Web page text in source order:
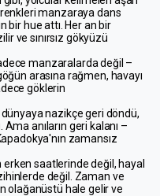
manzaraya dans
bir hue attı. Her an bir
ve sınırsız gökyüzü
manzaralarda değil –
arasına rağmen, havayı
göklerin
nazikçe geri döndü,
anıların geri kalanı –
zamansız
saatlerinde değil, hayal
değil. Zaman ve
olağanüstü hale gelir ve